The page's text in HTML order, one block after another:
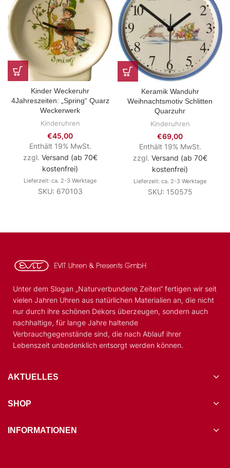
Kinder Weckeruhr
4Jahreszeiten: „Spring“ Quarz
Weckerwerk
Kinderuhren
€45,00
Enthält 19% MwSt.
zzgl. Versand (ab 70€
kostenfrei)
Lieferzeit: ca. 2-3 Werktage
SKU: 670103
Keramik Wanduhr
Weihnachtsmotiv Schlitten
Quarzuhr
Kinderuhren
€69,00
Enthält 19% MwSt.
zzgl. Versand (ab 70€
kostenfrei)
Lieferzeit: ca. 2-3 Werktage
SKU: 150575
Unter dem Slogan „Naturverbundene Zeiten“ fertigen wir seit
vielen Jahren Uhren aus natürlichen Materialien an, die nicht
nur durch ihre schönen Dekors überzeugen, sondern auch
nachhaltige, für lange Jahre haltende
Verbrauchgegenstände sind, die nach Ablauf ihrer
Lebenszeit unbedenklich entsorgt werden können.
AKTUELLES
SHOP
INFORMATIONEN